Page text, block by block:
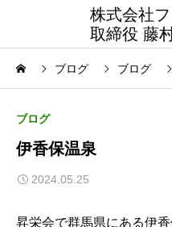
株式会社
取締役 藤
ブログ ブログ
ブログ
伊香保温泉
2024.05.25
昇栄会で群馬県にある伊